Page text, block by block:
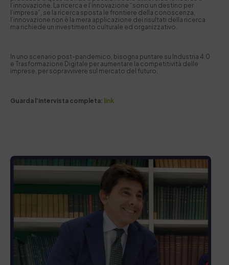
l’innovazione. La ricerca e l’innovazione “sono un destino per
l’impresa”, se la ricerca sposta le frontiere della conoscenza,
l’innovazione non è la mera applicazione dei risultati della ricerca
ma richiede un investimento culturale ed organizzativo.
In uno scenario post-pandemico, bisogna puntare su Industria 4.0
e Trasformazione Digitale per aumentare la competitività delle
imprese, per sopravvivere sul mercato del futuro.
Guarda l’intervista completa: link